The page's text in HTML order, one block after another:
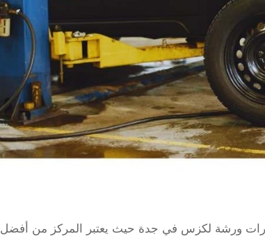
ورشة لكزس في جدة حيث يعتبر المركز من أفضل